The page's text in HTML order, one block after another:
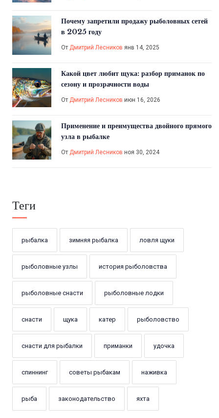
Почему запретили продажу рыболовных сетей
в 2025 году
От Дмитрий Лесников янв 14, 2025
Какой цвет любит щука: разбор приманок по
сезону и прозрачности воды
От Дмитрий Лесников июн 16, 2026
Применение и преимущества двойного прямого
узла в рыбалке
От Дмитрий Лесников ноя 30, 2024
Теги
рыбалка зимняя рыбалка ловля щуки
рыболовные узлы история рыболовства
рыболовные снасти рыболовные лодки
снасти щука катер рыболовство
снасти для рыбалки приманки удочка
спиннинг советы рыбакам наживка
рыба законодательство яхта